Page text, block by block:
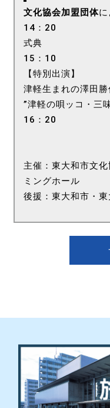
文化協会加盟団体
14：20
式典
15：10
【特別出演】
津軽生まれの澤田
”津軽の唄ッコ
16：20
主催：東大和市文
ミングホール
後援：東大和市・